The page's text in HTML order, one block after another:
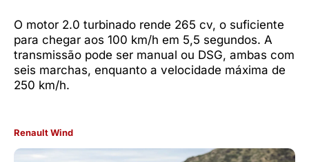
O motor 2.0 turbinado rende 265 cv, o suficiente
para chegar aos 100 km/h em 5,5 segundos. A
transmissão pode ser manual ou DSG, ambas com
seis marchas, enquanto a velocidade máxima de
250 km/h.
Renault Wind